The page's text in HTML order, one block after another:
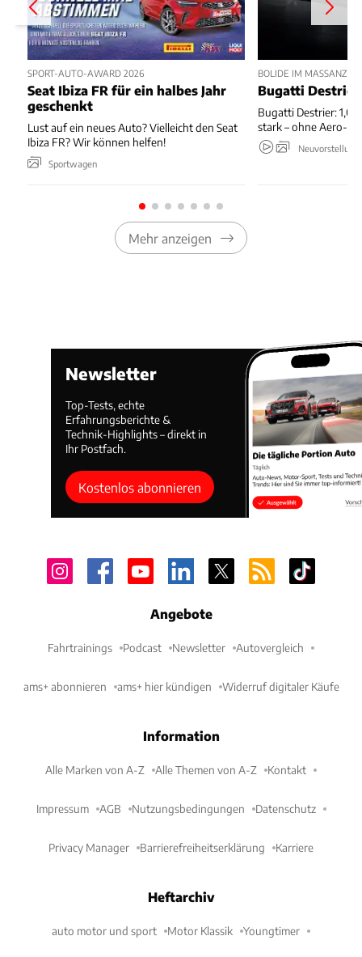
SPORT-AUTO-AWARD 2026
Seat Ibiza FR für ein halbes Jahr
geschenkt
Lust auf ein neues Auto? Vielleicht den Seat
Ibiza FR? Wir können helfen!
Sportwagen
BOLIDE IM MASSANZUG
Bugatti
Bugatti Destrier: 1,00
stark – ohne Aero-
Mehr anzeigen
Newsletter
Top-Tests, echte
Erfahrungsberichte &
Technik-Highlights – direkt in
Ihr Postfach.
Kostenlos abonnieren
Angebote
Fahrtrainings Podcast Newsletter Autovergleich
ams+ abonnieren ams+ hier kündigen Widerruf digitaler Käufe
Information
Alle Marken von A-Z Alle Themen von A-Z Kontakt
Impressum AGB Nutzungsbedingungen Datenschutz
Privacy Manager Barrierefreiheitserklärung Karriere
Heftarchiv
auto motor und sport Motor Klassik Youngtimer